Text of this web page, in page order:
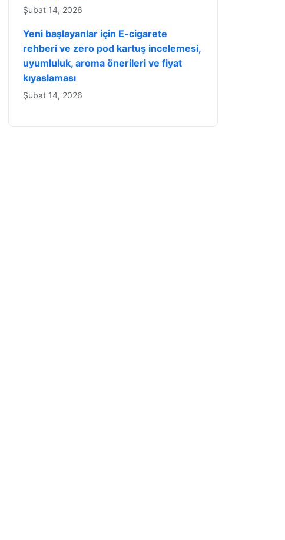
Şubat 14, 2026
Yeni başlayanlar için E-cigarete
rehberi ve zero pod kartuş incelemesi,
uyumluluk, aroma önerileri ve fiyat
kıyaslaması
Şubat 14, 2026